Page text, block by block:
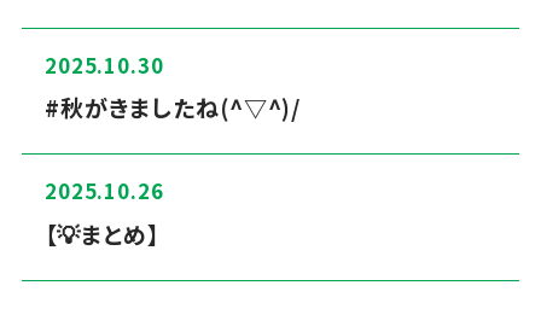
2025.10.30
#秋がきましたね(^▽^)/
2025.10.26
【💡まとめ】